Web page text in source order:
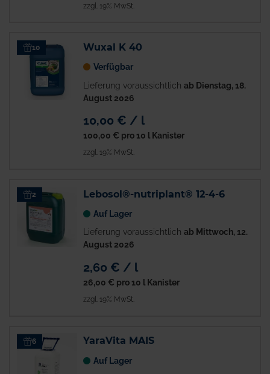
zzgl. 19% MwSt.
10 Wuxal K 40
Verfügbar
Lieferung voraussichtlich ab Dienstag, 18.
August 2026
10,00 € / l
100,00 € pro 10 l Kanister
zzgl. 19% MwSt.
2 Lebosol®-nutriplant® 12-4-6
Auf Lager
Lieferung voraussichtlich ab Mittwoch, 12.
August 2026
2,60 € / l
26,00 € pro 10 l Kanister
zzgl. 19% MwSt.
6 YaraVita MAIS
Auf Lager